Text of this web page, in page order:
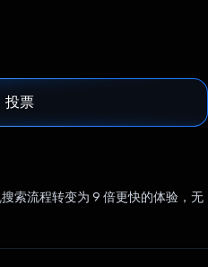
投票
索流程转变为 9 倍更快的体验，无